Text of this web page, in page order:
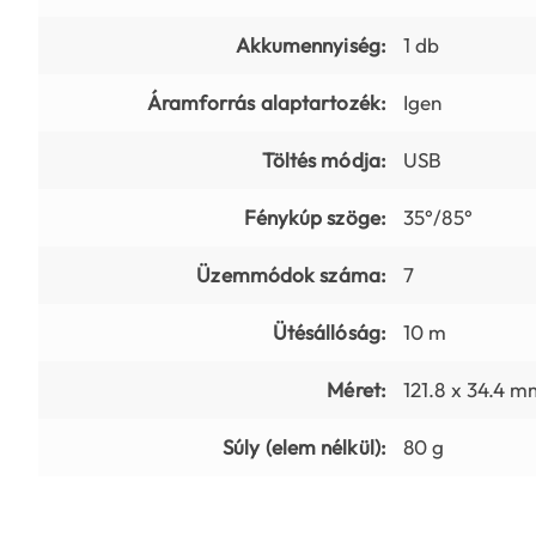
Akkumennyiség: 1 db
Áramforrás alaptartozék: Igen
Töltés módja: USB
Fénykúp szöge: 35°/85°
Üzemmódok száma: 7
Ütésállóság: 10 m
Méret: 121.8 x 34.4
Súly (elem nélkül): 80 g